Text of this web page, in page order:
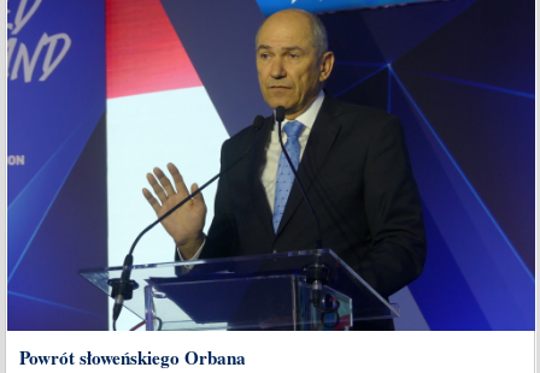
Powrót słoweńskiego Orbana